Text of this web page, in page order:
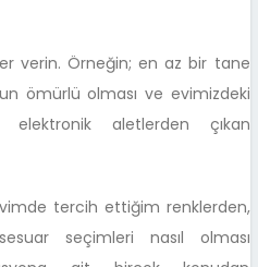
verin. Örneğin; en az bir tane
ömürlü olması ve evimizdeki
elektronik aletlerden çıkan
tercih ettiğim renklerden,
seçimleri nasıl olması